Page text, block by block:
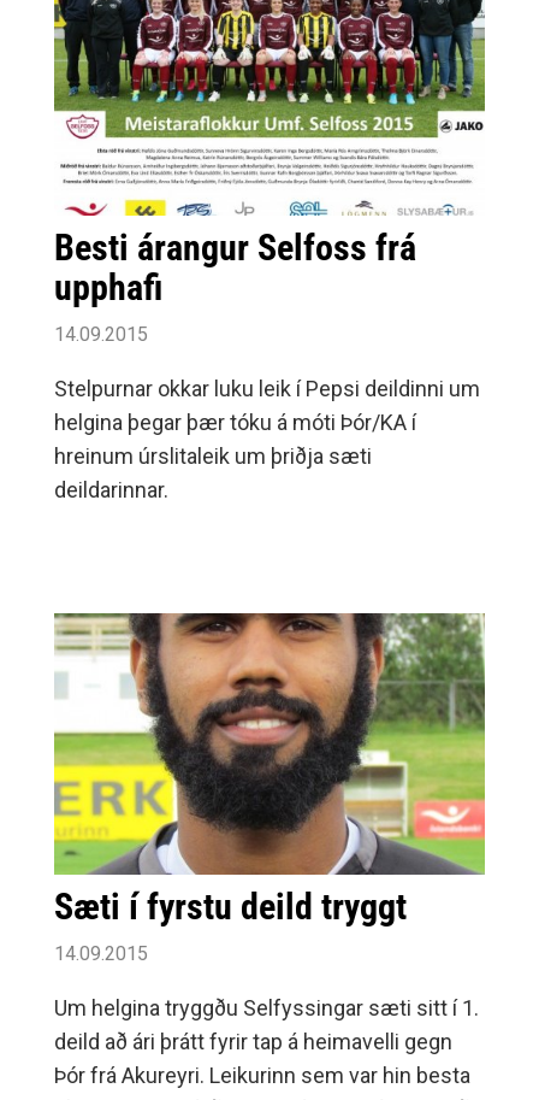
Besti árangur Selfoss frá
upphafi
14.09.2015
Stelpurnar okkar luku leik í Pepsi deildinni um
helgina þegar þær tóku á móti Þór/KA í
hreinum úrslitaleik um þriðja sæti
deildarinnar.
Sæti í fyrstu deild tryggt
14.09.2015
Um helgina tryggðu Selfyssingar sæti sitt í 1.
deild að ári þrátt fyrir tap á heimavelli gegn
Þór frá Akureyri. Leikurinn sem var hin besta